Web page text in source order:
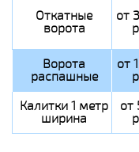
Откатные
ворота
от
Ворота
распашные
от
Калитки 1 метр
ширина
от